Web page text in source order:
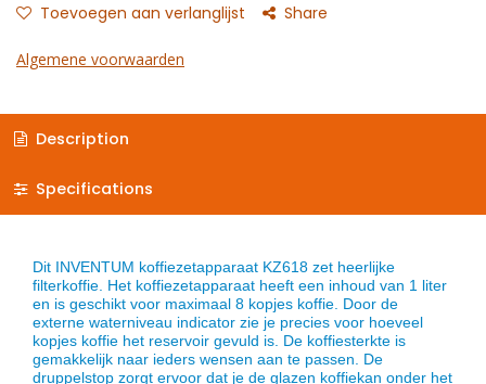
Toevoegen aan verlanglijst Share
Algemene voorwaarden
Description
Specifications
Dit INVENTUM koffiezetapparaat KZ618 zet heerlijke
filterkoffie. Het koffiezetapparaat heeft een inhoud van 1 liter
en is geschikt voor maximaal 8 kopjes koffie. Door de
externe waterniveau indicator zie je precies voor hoeveel
kopjes koffie het reservoir gevuld is. De koffiesterkte is
gemakkelijk naar ieders wensen aan te passen. De
druppelstop zorgt ervoor dat je de glazen koffiekan onder het